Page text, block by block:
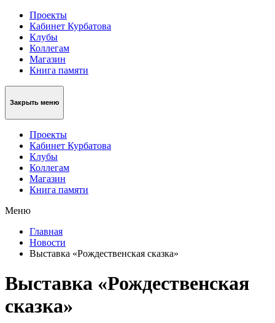
Проекты
Кабинет Курбатова
Клубы
Коллегам
Магазин
Книга памяти
Закрыть меню
Проекты
Кабинет Курбатова
Клубы
Коллегам
Магазин
Книга памяти
Меню
Главная
Новости
Выставка «Рождественская сказка»
Выставка «Рождественская
сказка»